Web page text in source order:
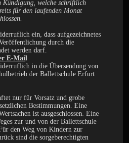
Kündigung, welche schriftlich
für den laufenden Monat
ein, dass aufgezeichnetes
durch die
werden darf.
E-Mail
in die Übersendung von
der Ballettschule Erfurt
nur für Vorsatz und grobe
Bestimmungen. Eine
ist ausgeschlossen. Eine
zur und von der Ballettschule
den Weg von Kindern zur
sind die sorgeberechtigten